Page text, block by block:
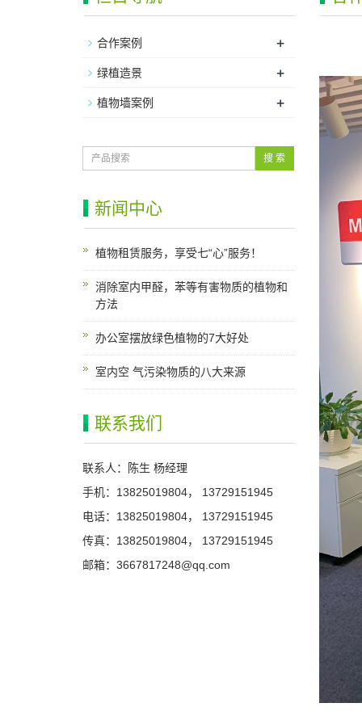
合作案例 +
绿植造景 +
植物墙案例 +
搜 索
新闻中心
植物租赁服务，享受七“心”服务！
消除室内甲醛，苯等有害物质的植物和
方法
办公室摆放绿色植物的7大好处
室内空 气污染物质的八大来源
联系我们
联系人：陈生 杨经理
手机：13825019804， 13729151945
电话：13825019804， 13729151945
传真：13825019804， 13729151945
邮箱：3667817248@qq.com